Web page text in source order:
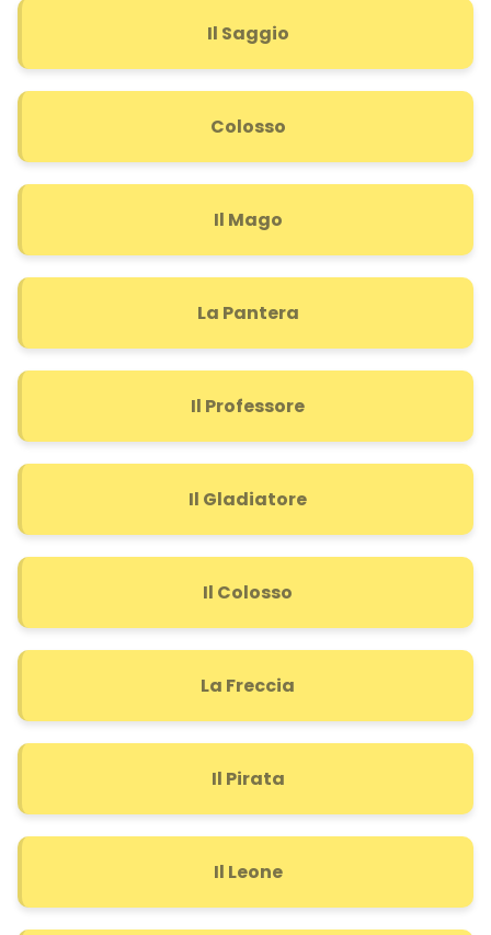
Il Saggio
Colosso
Il Mago
La Pantera
Il Professore
Il Gladiatore
Il Colosso
La Freccia
Il Pirata
Il Leone